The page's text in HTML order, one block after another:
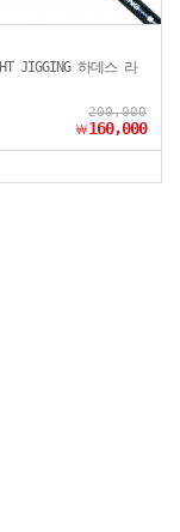
JIGGING 하데스 라
200,000
￦160,000